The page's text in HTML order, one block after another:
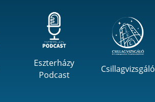
Eszterházy
Podcast
Csillagvizsgáló